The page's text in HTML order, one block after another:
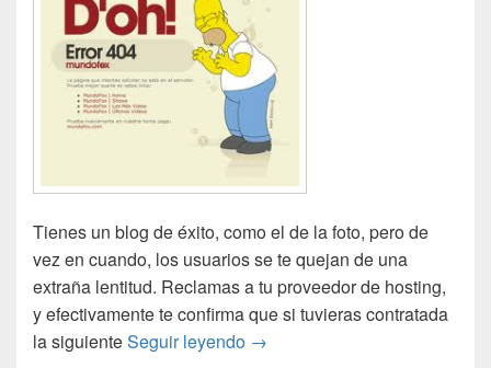
Tienes un blog de éxito, como el de la foto, pero de
vez en cuando, los usuarios se te quejan de una
extraña lentitud. Reclamas a tu proveedor de hosting,
y efectivamente te confirma que si tuvieras contratada
la siguienteSeguir leyendo Permalinks de wordpress y
→